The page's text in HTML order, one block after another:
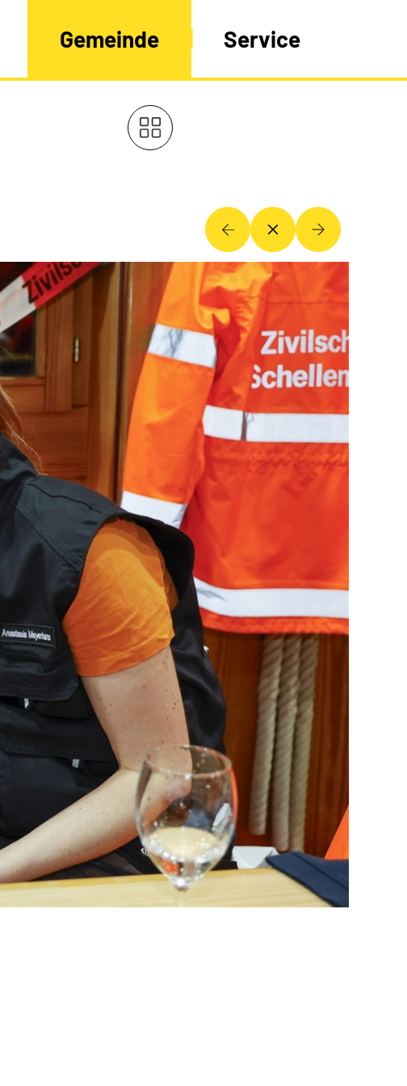
Gemeinde Service